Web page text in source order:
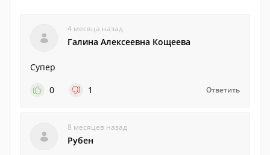
4 месяца назад
Галина Алексеевна Кощеева
Супер
0
1 Ответить
8 месяцев назад
Рубен